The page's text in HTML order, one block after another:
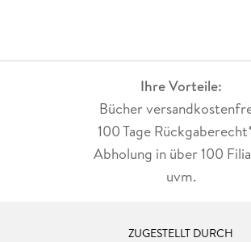
Ihre Vorteile:
Bücher
100 Tage
Abholung in über 100
uvm.
ZUGESTELLT DURCH